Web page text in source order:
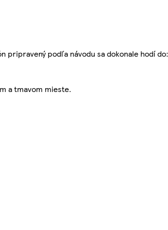
pripravený podľa návodu sa dokonale hodí
a tmavom mieste.